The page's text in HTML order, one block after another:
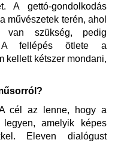
A gettó-gondolkodás
művészetek terén, ahol
van szükség, pedig
A fellépés ötlete a
kellett kétszer mondani,
cél az lenne, hogy a
amelyik képes
Eleven dialógust